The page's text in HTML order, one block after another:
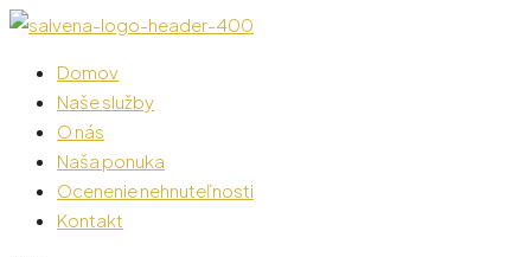
Domov
Naše služby
O nás
Naša ponuka
Ocenenie nehnuteľnosti
Kontakt